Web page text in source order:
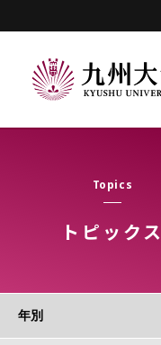
Topics
トピックス
年別